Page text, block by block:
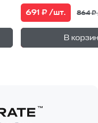
691 ₽ /шт. 864 ₽
В 1